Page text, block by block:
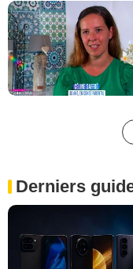
Derniers